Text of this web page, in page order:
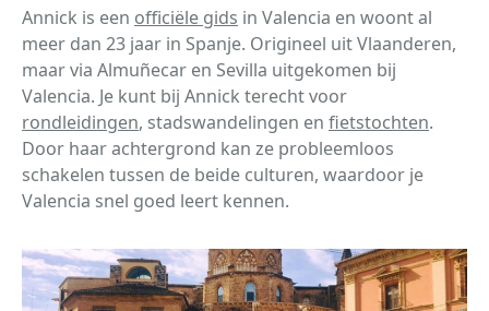
Annick is een officiële gids in Valencia en woont al
meer dan 23 jaar in Spanje. Origineel uit Vlaanderen,
maar via Almuñecar en Sevilla uitgekomen bij
Valencia. Je kunt bij Annick terecht voor
rondleidingen, stadswandelingen en fietstochten.
Door haar achtergrond kan ze probleemloos
schakelen tussen de beide culturen, waardoor je
Valencia snel goed leert kennen.